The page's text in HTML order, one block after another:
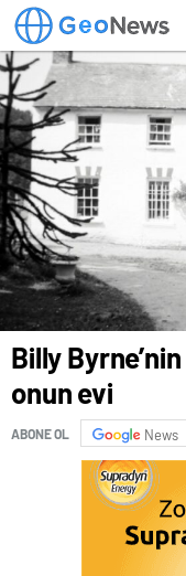
Billy
onun evi
ABONE OL News